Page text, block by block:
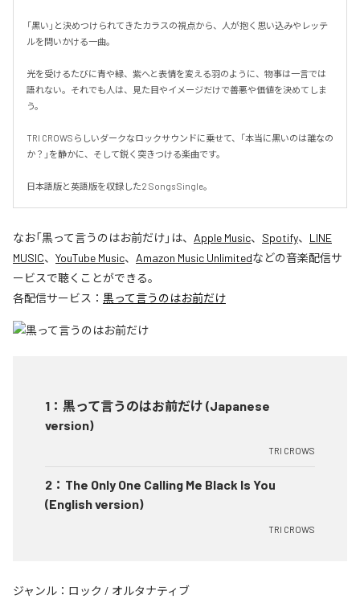
「黒い」と決めつけられてきたカラスの視点から、人が抱く思い込みやレッテ
ルを問いかける一曲。
光を受けるたびに青や緑、紫へと表情を変える羽のように、物事は一言では
語れない。それでも人は、見た目やイメージだけで善悪や価値を決めてしま
う。
TRI CROWSらしいダークなロックサウンドに乗せて、「本当に黒いのは誰なの
か？」を静かに、そして鋭く突きつける楽曲です。
日本語版と英語版を収録した2 Songs Single。
なお「黒って言うのはお前だけ」は、 Apple Music、 Spotify、 LINE
MUSIC、 YouTube Music、 Amazon Music Unlimitedなどの音楽配信サ
ービスで聴くことができる。
各配信サービス： 黒って言うのはお前だけ
1 ： 黒って言うのはお前だけ (Japanese
version)
TRI CROWS
2 ： The Only One Calling Me Black Is You
(English version)
TRI CROWS
ジャンル： ロック / オルタナティブ